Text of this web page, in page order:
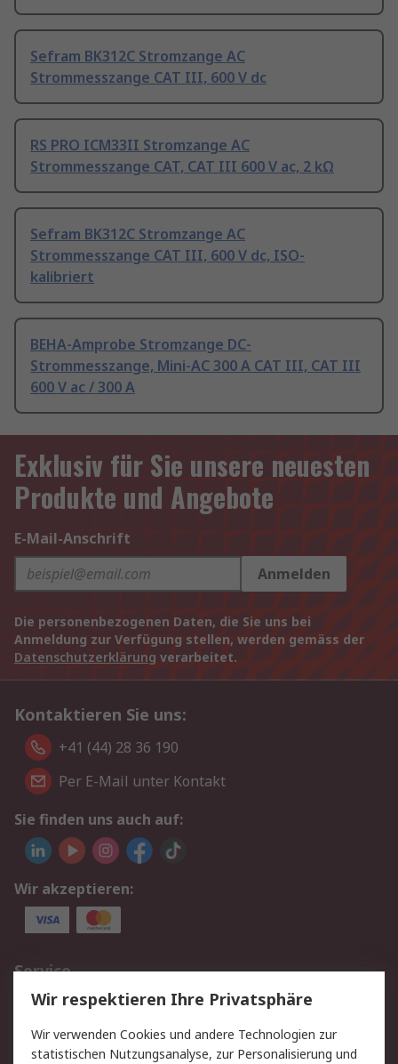
Sefram BK312C Stromzange AC
Strommesszange CAT III, 600 V dc
RS PRO ICM33II Stromzange AC
Strommesszange CAT, CAT III 600 V ac, 2 kΩ
Sefram BK312C Stromzange AC
Strommesszange CAT III, 600 V dc, ISO-
kalibriert
BEHA-Amprobe Stromzange DC-
Strommesszange, Mini-AC 300 A CAT III, CAT III
600 V ac / 300 A
Exklusiv für Sie unsere neuesten
Produkte und Angebote
E-Mail-Anschrift
Anmelden
Die personenbezogenen Daten, die Sie uns bei
Anmeldung zur Verfügung stellen, werden gemäss der
Datenschutzerklärung verarbeitet.
Kontaktieren Sie uns:
+41 (44) 28 36 190
Per E-Mail unter Kontakt
Sie finden uns auch auf:
Wir akzeptieren:
Service
Value Added Services
Lieferlösungen
Rücksendungen
Kontakt
Hilfe
Wir respektieren Ihre Privatsphäre
Wir verwenden Cookies und andere Technologien zur
statistischen Nutzungsanalyse, zur Personalisierung und